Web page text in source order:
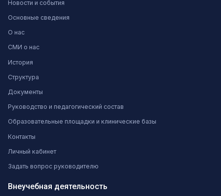
Новости и события
Основные сведения
О нас
СМИ о нас
История
Структура
Документы
Руководство и педагогический состав
Образовательные площадки и клинические базы
Контакты
Личный кабинет
Задать вопрос руководителю
Внеучебная деятельность